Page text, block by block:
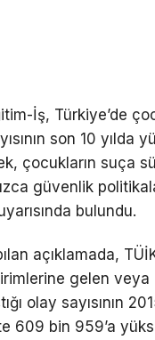
İş, Türkiye’de
son 10 yılda
çocukların suça
güvenlik
bulundu.
açıklamada,
gelen veya
olay sayısının
609 bin 959’a